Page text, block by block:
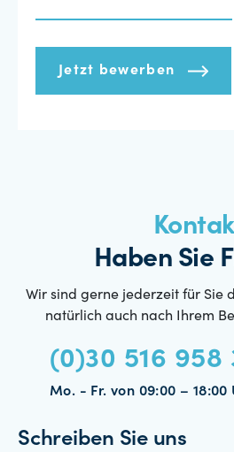
Jetzt bewerben
Haben Sie
Wir sind gerne jederzeit für Sie
natürlich auch nach Ihrem
(0)30 516 958
Mo. - Fr. von 09:00 – 18:00
Schreiben Sie uns